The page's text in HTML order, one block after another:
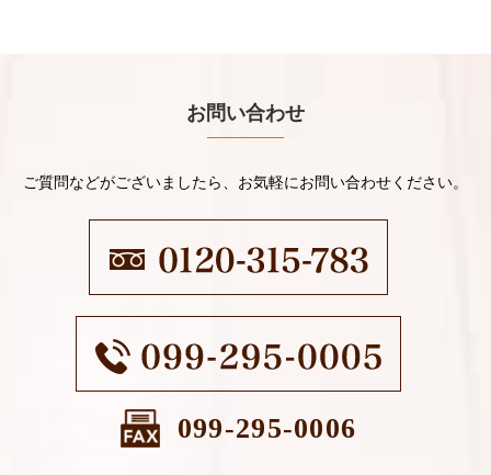
お問い合わせ
ご質問などがございましたら、お気軽にお問い合わせください。
099-295-0006